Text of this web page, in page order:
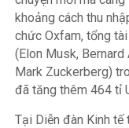
khoảng cách thu
chức Oxfam, tổng
(Elon Musk,
Mark Zuckerberg)
đã tăng thêm 464 tỉ
Tại Diễn đàn Kinh tế